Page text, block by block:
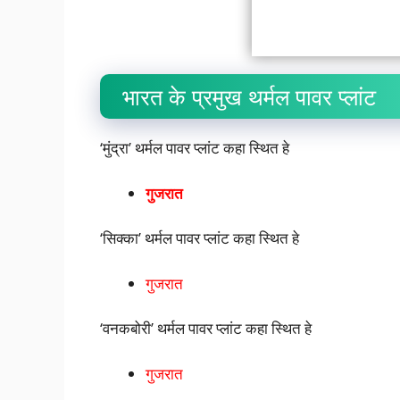
भारत के प्रमुख थर्मल पावर प्लांट
‘मुंद्रा’ थर्मल पावर प्लांट कहा स्थित हे
गुजरात
‘सिक्का’ थर्मल पावर प्लांट कहा स्थित हे
गुजरात
‘वनकबोरी’ थर्मल पावर प्लांट कहा स्थित हे
गुजरात